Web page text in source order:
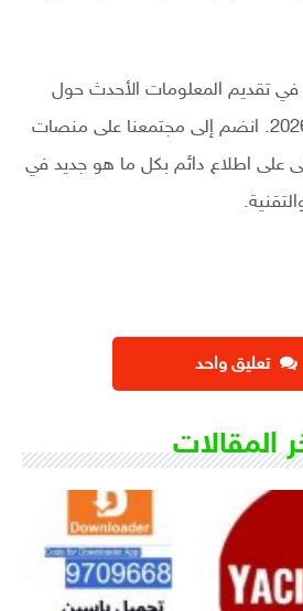
في تقديم المعلومات الأحدث حول
تقنيات البث لمونديال 2026. انضم إلى مجتمعنا على منصات
على اطلاع دائم بكل ما هو جديد في
تعليق واحد
المقالات